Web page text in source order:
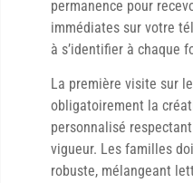
permanence pour
immédiates sur votre
à s’identifier à chaque
La première visite sur
obligatoirement la
personnalisé
vigueur. Les familles
robuste, mélangeant